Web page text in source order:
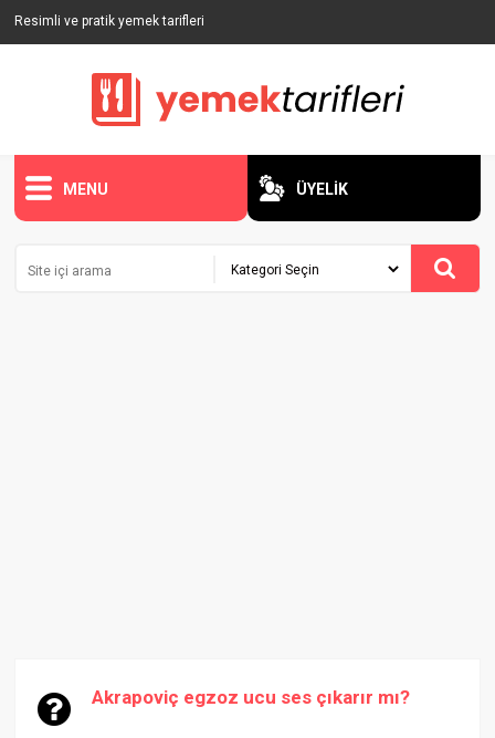
Resimli ve pratik yemek tarifleri
MENU ÜYELİK
Akrapoviç egzoz ucu ses çıkarır mı?